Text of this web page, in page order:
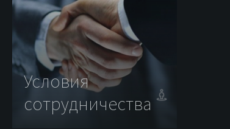
Условия
сотрудничества